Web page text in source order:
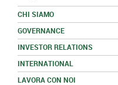
CHI SIAMO
GOVERNANCE
INVESTOR RELATIONS
INTERNATIONAL
LAVORA CON NOI